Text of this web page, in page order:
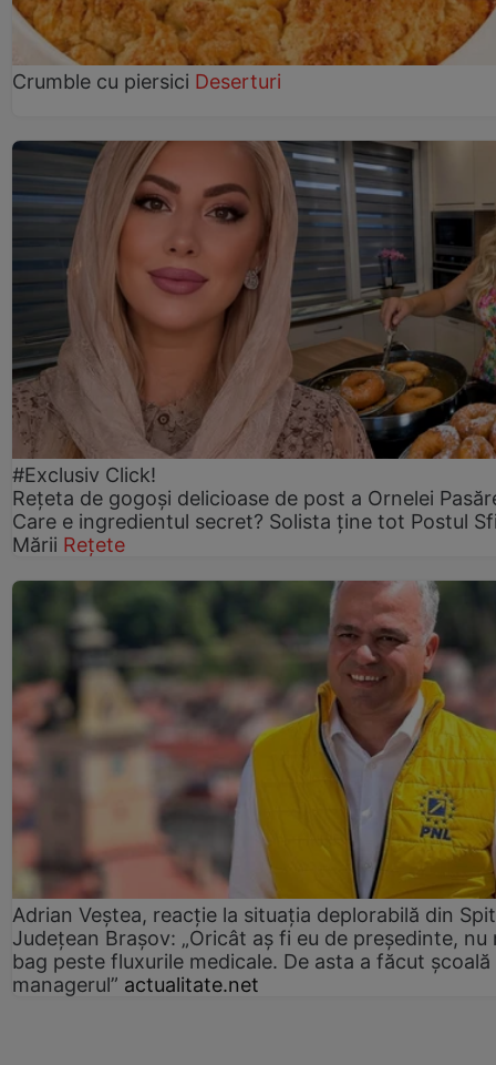
Crumble cu piersici Deserturi
#Exclusiv Click!
Rețeta de gogoşi delicioase de post a Ornelei
Care e ingredientul secret? Solista ține tot Postul
Mării Rețete
Adrian Veștea, reacție la situația deplorabilă din
Județean Brașov: „Oricât aș fi eu de președinte, nu
bag peste fluxurile medicale. De asta a făcut școală
managerul” actualitate.net